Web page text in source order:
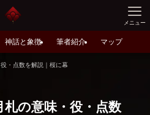
メニュー
神話と象徴 筆者紹介 マップ
・点数を解説｜桜に幕
の意味・役・点数